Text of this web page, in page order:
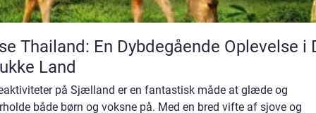
Thailand: En Dybdegående Oplevelse i
Land
på Sjælland er en fantastisk måde at glæde og
både børn og voksne på. Med en bred vifte af sjove og